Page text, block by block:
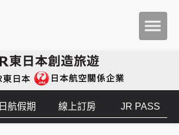
日航假期 線上訂房 JR PASS